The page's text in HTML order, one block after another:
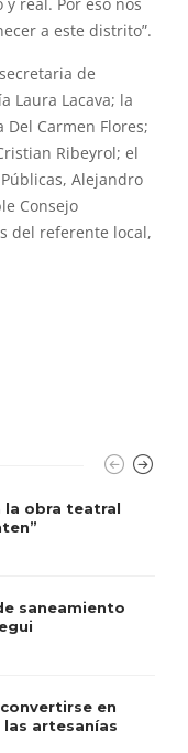
y real. Por eso nos
a este distrito”.
de
Laura Lacava; la
Carmen Flores;
Ribeyrol; el
Públicas, Alejandro
Consejo
del referente local,
la obra teatral
saneamiento
en
artesanías